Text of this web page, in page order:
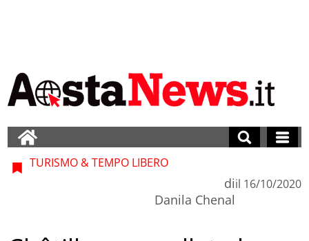
TURISMO & TEMPO LIBERO
di
Danila Chenal
il 16/10/2020